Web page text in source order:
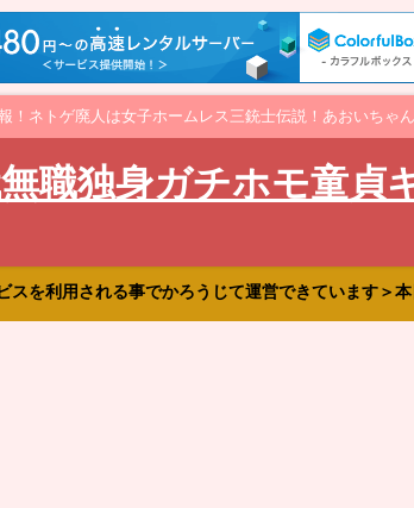
ネトゲ廃人は女子ホームレス三銃士伝説！あおいちゃ
職独身ガチホモ童貞
を利用される事でかろうじて運営できています＞